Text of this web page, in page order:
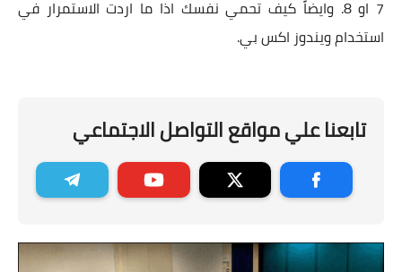
7 او 8. وايضاً كيف تحمي نفسك اذا ما اردت الاستمرار في
استخدام ويندوز اكس بي.
تابعنا علي مواقع التواصل الاجتماعي